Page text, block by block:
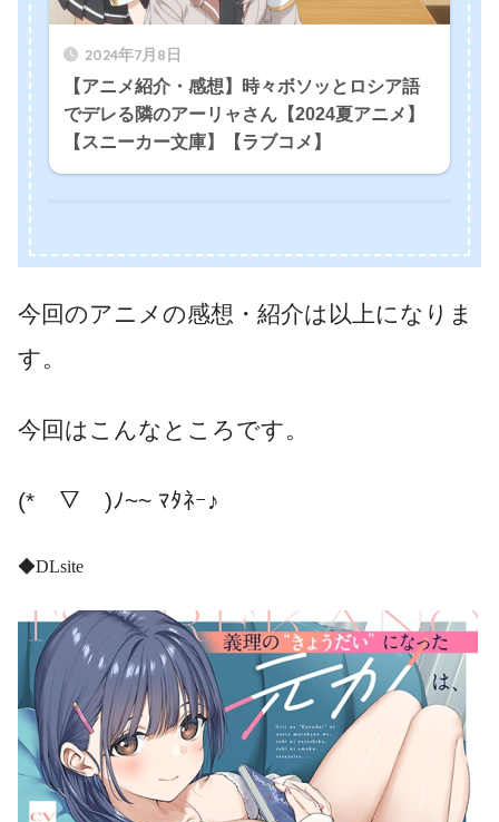
2024年7月8日
【アニメ紹介・感想】時々ボソッとロシア語
でデレる隣のアーリャさん【2024夏アニメ】
【スニーカー文庫】【ラブコメ】
今回のアニメの感想・紹介は以上になりま
す。
今回はこんなところです。
(*￣▽￣)ﾉ~~ ﾏﾀﾈｰ♪
◆DLsite